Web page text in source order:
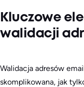
Kluczowe
walidacji
Walidacja adresów
skomplikowana, jak